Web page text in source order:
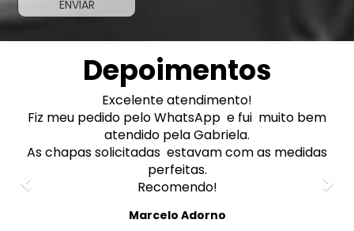
Depoimentos
Excelente atendimento!
Fiz meu pedido pelo WhatsApp e fui muito bem
atendido pela Gabriela.
As chapas solicitadas estavam com as medidas
perfeitas.
Recomendo!
Marcelo Adorno